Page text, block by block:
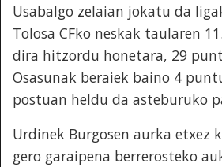
Usabalgo zelaian jokatu da
Tolosa CFko neskak taularen
dira hitzordu honetara, 29
Osasunak beraiek baino 4
postuan heldu da asteburuko
Urdinek Burgosen aurka etxez
gero garaipena berrerosteko